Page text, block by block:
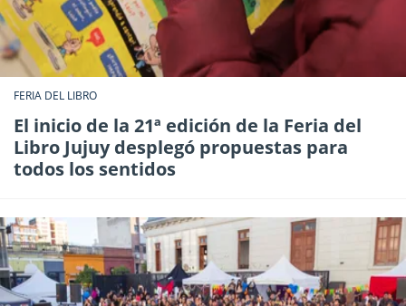
FERIA DEL LIBRO
El inicio de la 21ª edición de la Feria del
Libro Jujuy desplegó propuestas para
todos los sentidos